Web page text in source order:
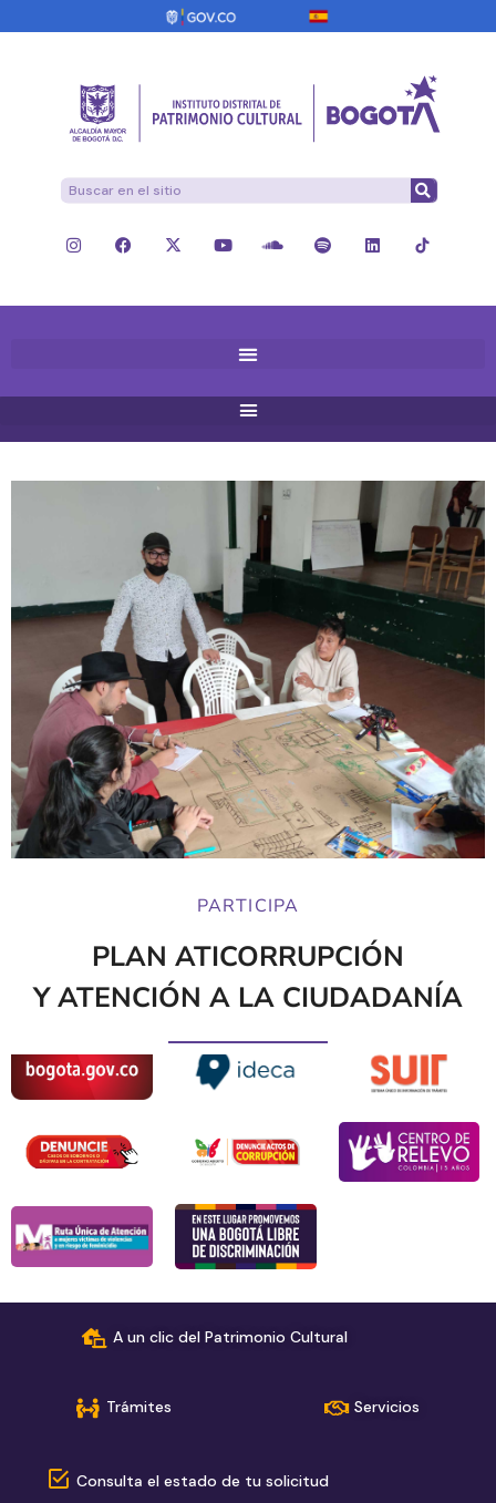
PARTICIPA
PLAN ATICORRUPCIÓN
Y ATENCIÓN A LA CIUDADANÍA
A un clic del Patrimonio Cultural
Trámites Servicios
Consulta el estado de tu solicitud